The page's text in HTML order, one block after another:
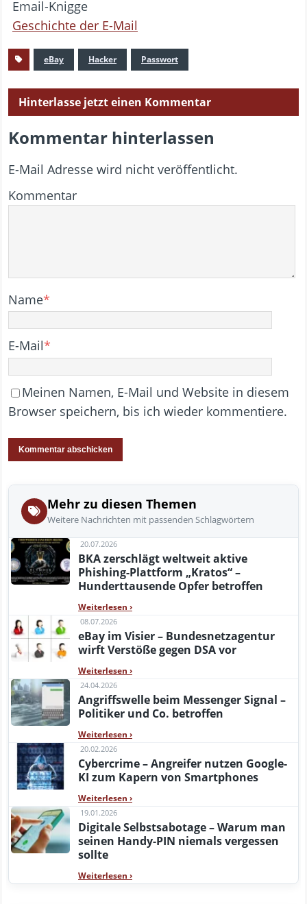
Email-Knigge
Geschichte der E-Mail
eBay Hacker Passwort
Hinterlasse jetzt einen Kommentar
Kommentar hinterlassen
E-Mail Adresse wird nicht veröffentlicht.
Kommentar
Name*
E-Mail*
Meinen Namen, E-Mail und Website in diesem
Browser speichern, bis ich wieder kommentiere.
Mehr zu diesen Themen
Weitere Nachrichten mit passenden Schlagwörtern
20.07.2026
BKA zerschlägt weltweit aktive
Phishing-Plattform „Kratos“ –
Hunderttausende Opfer betroffen
Weiterlesen ›
08.07.2026
eBay im Visier – Bundesnetzagentur
wirft Verstöße gegen DSA vor
Weiterlesen ›
24.04.2026
Angriffswelle beim Messenger Signal –
Politiker und Co. betroffen
Weiterlesen ›
20.02.2026
Cybercrime – Angreifer nutzen Google-
KI zum Kapern von Smartphones
Weiterlesen ›
19.01.2026
Digitale Selbstsabotage – Warum man
seinen Handy-PIN niemals vergessen
sollte
Weiterlesen ›